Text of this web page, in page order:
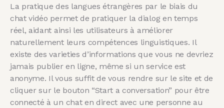
La pratique des langues étrangères par le biais du
chat vidéo permet de pratiquer la dialog en temps
réel, aidant ainsi les utilisateurs à améliorer
naturellement leurs compétences linguistiques. Il
existe des varieties d’informations que vous ne devriez
jamais publier en ligne, même si un service est
anonyme. Il vous suffit de vous rendre sur le site et de
cliquer sur le bouton “Start a conversation” pour être
connecté à un chat en direct avec une personne au